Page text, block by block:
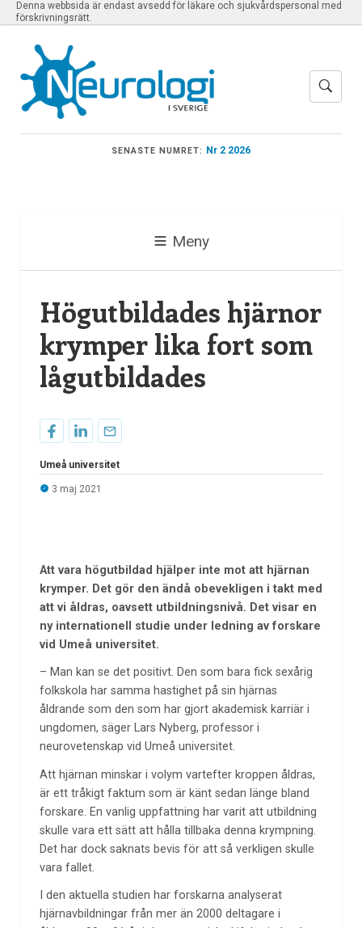
Denna webbsida är endast avsedd för läkare och sjukvårdspersonal med
förskrivningsrätt.
SENASTE NUMRET: Nr 2 2026
Meny
Högutbildades hjärnor
krymper lika fort som
lågutbildades
Umeå universitet
3 maj 2021
Att vara högutbildad hjälper inte mot att hjärnan
krymper. Det gör den ändå obevekligen i takt med
att vi åldras, oavsett utbildningsnivå. Det visar en
ny internationell studie under ledning av forskare
vid Umeå universitet.
– Man kan se det positivt. Den som bara fick sexårig
folkskola har samma hastighet på sin hjärnas
åldrande som den som har gjort akademisk karriär i
ungdomen, säger Lars Nyberg, professor i
neurovetenskap vid Umeå universitet.
Att hjärnan minskar i volym vartefter kroppen åldras,
är ett tråkigt faktum som är känt sedan länge bland
forskare. En vanlig uppfattning har varit att utbildning
skulle vara ett sätt att hålla tillbaka denna krympning.
Det har dock saknats bevis för att så verkligen skulle
vara fallet.
I den aktuella studien har forskarna analyserat
hjärnavbildningar från mer än 2000 deltagare i